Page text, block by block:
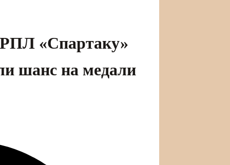
РПЛ «Спартаку»
шанс на медали